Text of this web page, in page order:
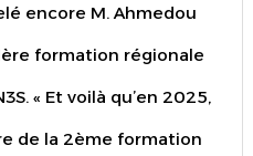
encore M. Ahmedou
formation régionale
« Et voilà qu’en 2025,
de la 2ème formation